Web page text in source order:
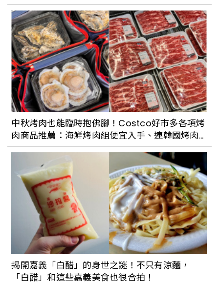
中秋烤肉也能臨時抱佛腳！Costco好市多各項烤
肉商品推薦：海鮮烤肉組便宜入手、連韓國烤肉
常見的紫蘇葉也有
揭開嘉義「白醋」的身世之謎！不只有涼麵，
「白醋」和這些嘉義美食也很合拍！